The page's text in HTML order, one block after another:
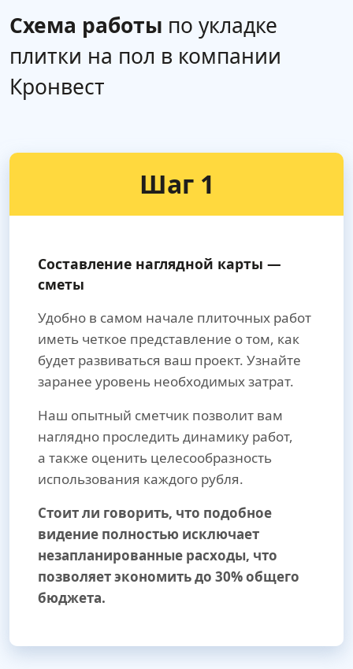
Схема работы по укладке
плитки на пол в компании
Кронвест
Шаг 1
Составление наглядной карты —
сметы
Удобно в самом начале плиточных работ
иметь четкое представление о том, как
будет развиваться ваш проект. Узнайте
заранее уровень необходимых затрат.
Наш опытный сметчик позволит вам
наглядно проследить динамику работ,
а также оценить целесообразность
использования каждого рубля.
Стоит ли говорить, что подобное
видение полностью исключает
незапланированные расходы, что
позволяет экономить до 30% общего
бюджета.